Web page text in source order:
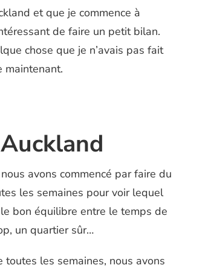
et que je commence à
de faire un petit bilan.
chose que je n’avais pas fait
maintenant.
avons commencé par faire du
les semaines pour voir lequel
bon équilibre entre le temps de
un quartier sûr…
les semaines, nous avons